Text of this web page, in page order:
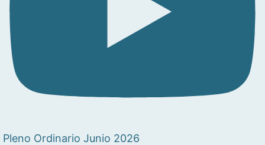
Pleno Ordinario Junio 2026